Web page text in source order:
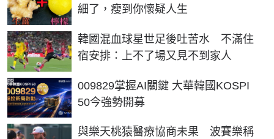
細了，瘦到你懷疑人生
韓國混血球星世足後吐苦水 不滿住
宿安排：上不了場又見不到家人
009829掌握AI關鍵 大華韓國KOSPI
50今強勢開募
PR
與樂天桃猿醫療協商未果 波賽樂稱